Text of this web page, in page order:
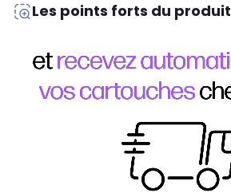
Les points forts du produit